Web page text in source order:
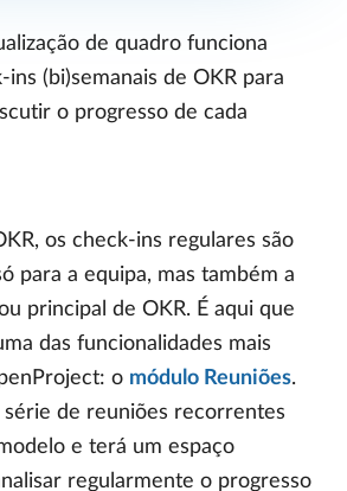
de quadro funciona
ins (bi)semanais de OKR para
o progresso de cada
os check-ins regulares são
para a equipa, mas também a
principal de OKR. É aqui que
das funcionalidades mais
o módulo Reuniões.
série de reuniões recorrentes
e terá um espaço
regularmente o progresso